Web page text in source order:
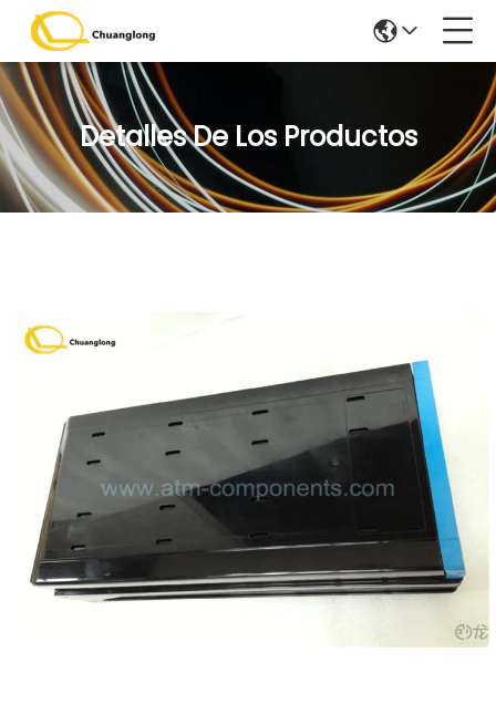
Detalles De Los Productos